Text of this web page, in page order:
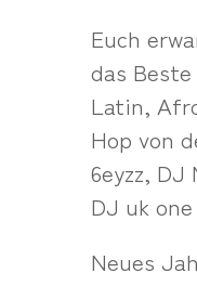
Euch
das
Latin,
Hop von
6eyzz, DJ
DJ uk one
Neues